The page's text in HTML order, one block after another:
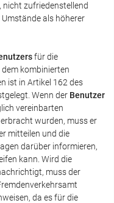
nicht zufriedenstellend
als höherer
für die
kombinierten
ist in Artikel 162 des
Wenn der Benutzer
vereinbarten
wurden, muss er
mitteilen und die
darüber informieren,
kann. Wird die
muss der
da es für die